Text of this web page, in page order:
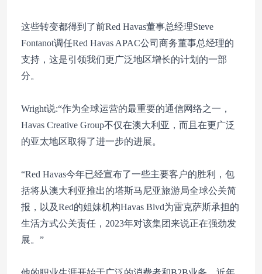
这些转变都得到了前Red Havas董事总经理Steve
Fontanot调任Red Havas APAC公司商务董事总经理的
支持，这是引领我们更广泛地区增长的计划的一部
分。
Wright说:“作为全球运营的最重要的通信网络之一，
Havas Creative Group不仅在澳大利亚，而且在更广泛
的亚太地区取得了进一步的进展。
“Red Havas今年已经宣布了一些主要客户的胜利，包
括将从澳大利亚推出的塔斯马尼亚旅游局全球公关简
报，以及Red的姐妹机构Havas Blvd为雷克萨斯承担的
生活方式公关责任，2023年对该集团来说正在强劲发
展。”